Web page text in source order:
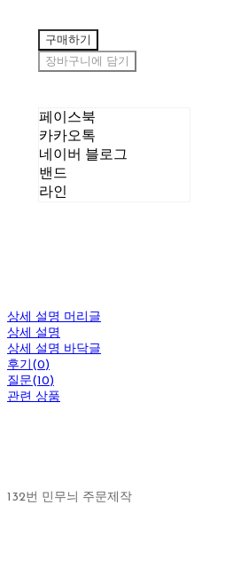
구매하기
장바구니에 담기
페이스북
카카오톡
네이버 블로그
밴드
라인
상세 설명 머리글
상세 설명
상세 설명 바닥글
후기(0)
질문(10)
관련 상품
132번 민무늬 주문제작